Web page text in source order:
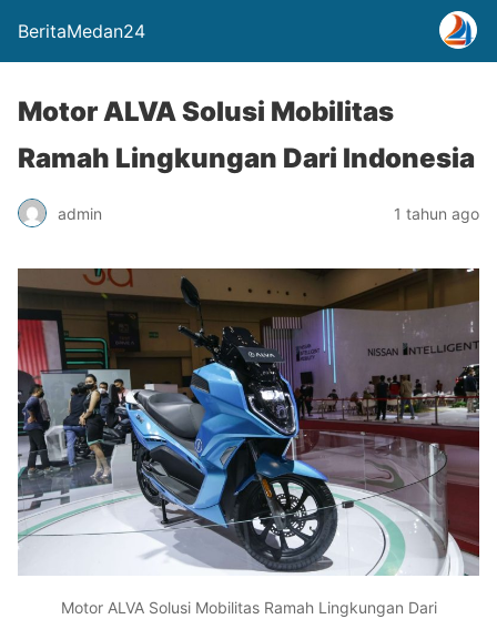
BeritaMedan24
Motor ALVA Solusi Mobilitas
Ramah Lingkungan Dari Indonesia
admin 1 tahun ago
Motor ALVA Solusi Mobilitas Ramah Lingkungan Dari